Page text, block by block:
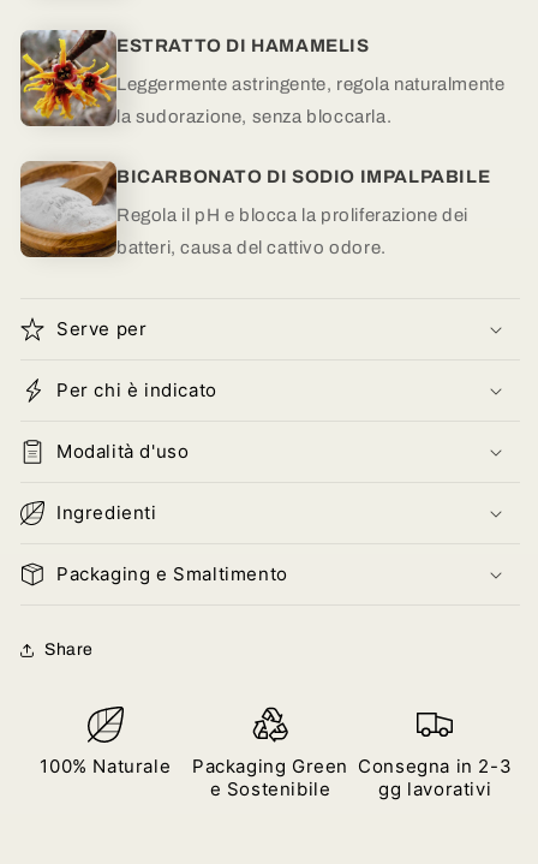
ESTRATTO DI HAMAMELIS
Leggermente astringente, regola naturalmente
la sudorazione, senza bloccarla.
BICARBONATO DI SODIO IMPALPABILE
Regola il pH e blocca la proliferazione dei
batteri, causa del cattivo odore.
Serve per
Per chi è indicato
Modalità d'uso
Ingredienti
Packaging e Smaltimento
Share
100% Naturale
Packaging Green
e Sostenibile
Consegna in 2-3
gg lavorativi